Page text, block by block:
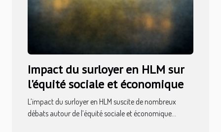
Impact du surloyer en HLM sur
l'équité sociale et économique
L’impact du surloyer en HLM suscite de nombreux
débats autour de l’équité sociale et économique...